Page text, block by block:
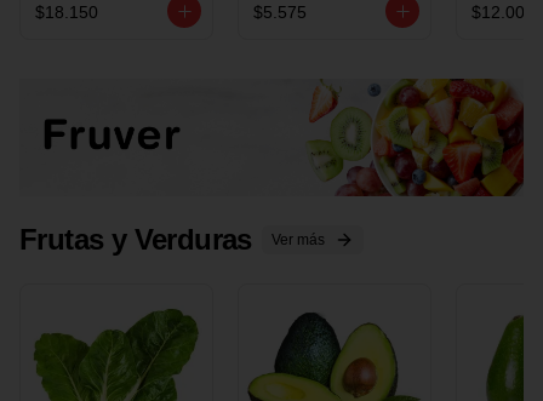
MARINADA X
$18.150
COSTILLAR A
$5.575 $12.000
Frutas y Verduras Ver más